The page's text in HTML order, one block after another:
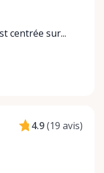
centrée sur...
4.9(19 avis)